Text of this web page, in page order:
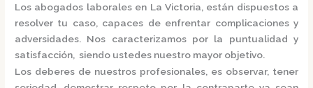
Los abogados laborales en La Victoria, están dispuestos a
resolver tu caso, capaces de enfrentar complicaciones y
adversidades. Nos caracterizamos por la puntualidad y
satisfacción, siendo ustedes nuestro mayor objetivo.
Los deberes de nuestros profesionales, es observar, tener